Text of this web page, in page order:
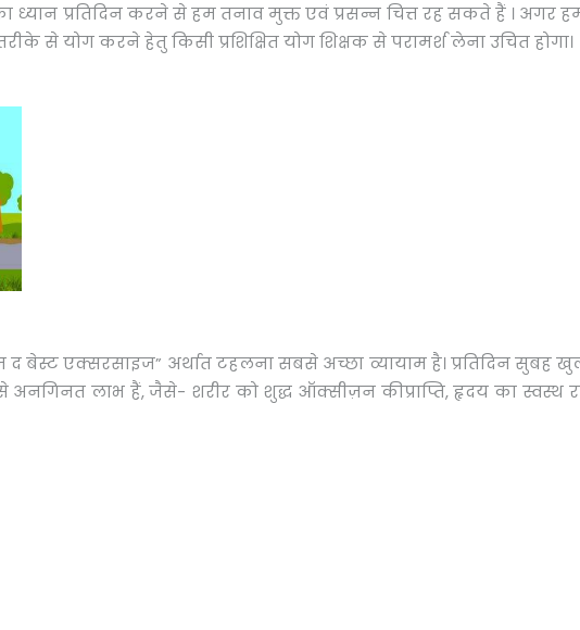
प्रतिदिन करने से हम तनाव मुक्त एवं प्रसन्न चित्त रह सकते हैं । अगर हम
से योग करने हेतु किसी प्रशिक्षित योग शिक्षक से परामर्श लेना उचित होगा।
द बेस्ट एक्सरसाइज” अर्थात टहलना सबसे अच्छा व्यायाम है। प्रतिदिन सुबह
लाभ हैं, जैसे- शरीर को शुद्ध ऑक्सीज़न कीप्राप्ति, हृदय का स्वस्थ